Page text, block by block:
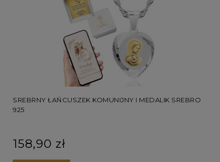
SREBRNY ŁAŃCUSZEK KOMUNIJNY I MEDALIK SREBRO
925
158,90 zł